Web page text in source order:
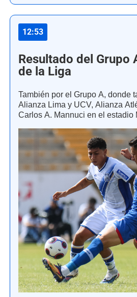
12:53
Resultado del Grupo
de la Liga
También por el Grupo A, donde
Alianza Lima y UCV, Alianza
Carlos A. Mannuci en el estadio